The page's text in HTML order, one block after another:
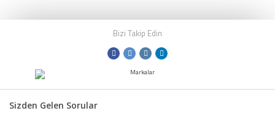
Bizi Takip Edin
Sizden Gelen Sorular